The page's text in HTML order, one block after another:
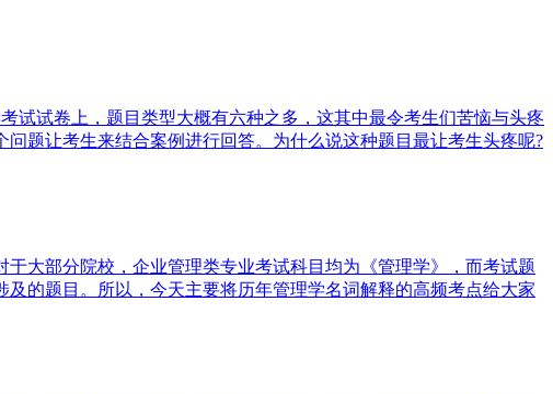
试试卷上，题目类型大概有六种之多，这其中最令考生们苦恼与头疼
题让考生来结合案例进行回答。为什么说这种题目最让考生头疼呢?
大部分院校，企业管理类专业考试科目均为《管理学》，而考试题
的题目。所以，今天主要将历年管理学名词解释的高频考点给大家